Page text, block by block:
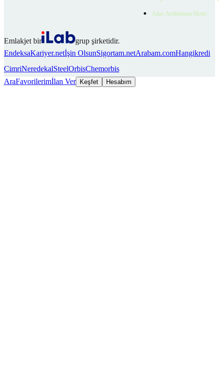
Aday Aydınlatma Metni
Emlakjet bir
grup şirketidir.
EndeksaKariyer.netİşin OlsunSigortam.netArabam.comHangikredi
CimriNeredekalSteelOrbisChemorbis
AraFavorilerimİlan Ver Keşfet Hesabım